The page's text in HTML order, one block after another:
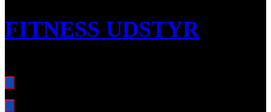
FITNESS UDSTYR
Bare endnu et fitness websted